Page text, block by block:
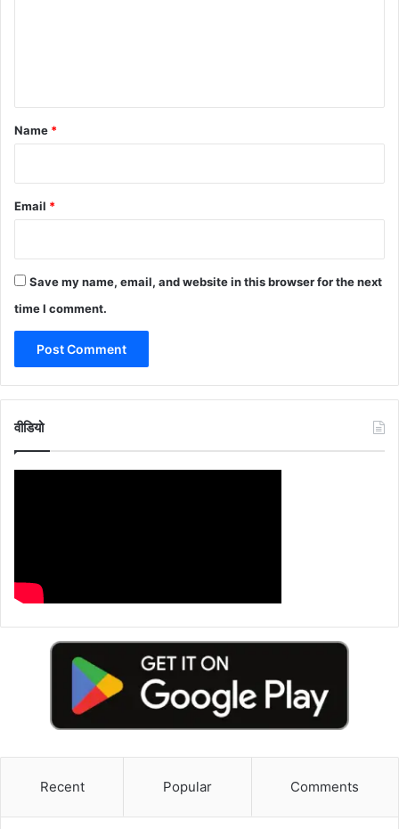
*
Name *
Email *
Save my name, email, and website in this browser for the next
time I comment.
वीडियो
Recent Popular Comments